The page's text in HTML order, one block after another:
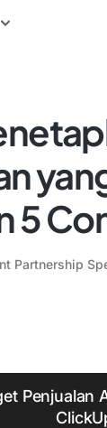
5
Partnership
Penjualan